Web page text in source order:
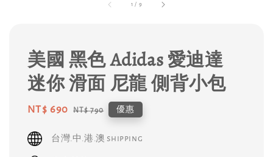
1 / 9
美國 黑色 Adidas 愛迪達
迷你 滑面 尼龍 側背小包
Sale
NT$ 690 Regular
NT$ 790 優惠
台灣.中.港.澳 shipping